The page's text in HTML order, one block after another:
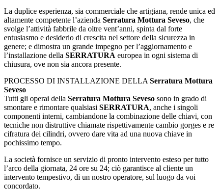
La duplice esperienza, sia commerciale che artigiana, rende unica ed
altamente competente l’azienda Serratura Mottura Seveso, che
svolge l’attività fabbrile da oltre vent’anni, spinta dal forte
entusiasmo e desiderio di crescita nel settore della sicurezza in
genere; e dimostra un grande impegno per l’aggiornamento e
l’installazione della SERRATURA europea in ogni sistema di
chiusura, ove non sia ancora presente.
PROCESSO DI INSTALLAZIONE DELLA Serratura Mottura
Seveso
Tutti gli operai della Serratura Mottura Seveso sono in grado di
smontare e rimontare qualsiasi SERRATURA, anche i singoli
componenti interni, cambiandone la combinazione delle chiavi, con
tecniche non distruttive chiamate rispettivamente cambio gorges e re
cifratura dei cilindri, ovvero dare vita ad una nuova chiave in
pochissimo tempo.
La società fornisce un servizio di pronto intervento esteso per tutto
l’arco della giornata, 24 ore su 24; ciò garantisce al cliente un
intervento tempestivo, di un nostro operatore, sul luogo da voi
concordato.